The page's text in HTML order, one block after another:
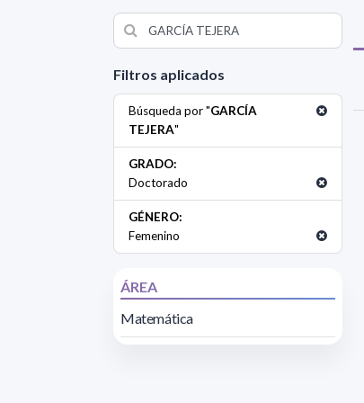
Filtros aplicados
Búsqueda por "GARCÍA
TEJERA"
GRADO:
Doctorado
GÉNERO:
Femenino
ÁREA
Matemática